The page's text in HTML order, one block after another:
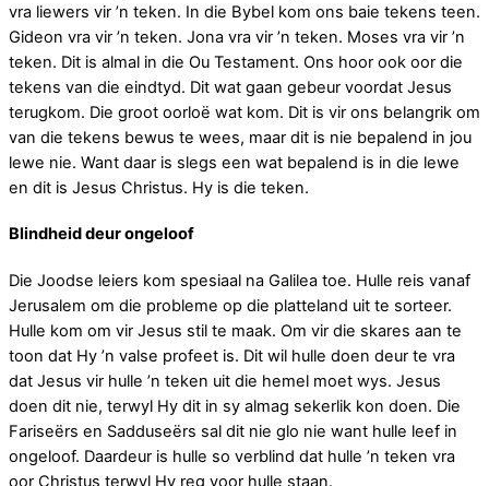
vra liewers vir ’n teken. In die Bybel kom ons baie tekens teen.
Gideon vra vir ’n teken. Jona vra vir ’n teken. Moses vra vir ’n
teken. Dit is almal in die Ou Testament. Ons hoor ook oor die
tekens van die eindtyd. Dit wat gaan gebeur voordat Jesus
terugkom. Die groot oorloë wat kom. Dit is vir ons belangrik om
van die tekens bewus te wees, maar dit is nie bepalend in jou
lewe nie. Want daar is slegs een wat bepalend is in die lewe
en dit is Jesus Christus. Hy is die teken.
Blindheid deur ongeloof
Die Joodse leiers kom spesiaal na Galilea toe. Hulle reis vanaf
Jerusalem om die probleme op die platteland uit te sorteer.
Hulle kom om vir Jesus stil te maak. Om vir die skares aan te
toon dat Hy ’n valse profeet is. Dit wil hulle doen deur te vra
dat Jesus vir hulle ’n teken uit die hemel moet wys. Jesus
doen dit nie, terwyl Hy dit in sy almag sekerlik kon doen. Die
Fariseërs en Sadduseërs sal dit nie glo nie want hulle leef in
ongeloof. Daardeur is hulle so verblind dat hulle ’n teken vra
oor Christus terwyl Hy reg voor hulle staan.